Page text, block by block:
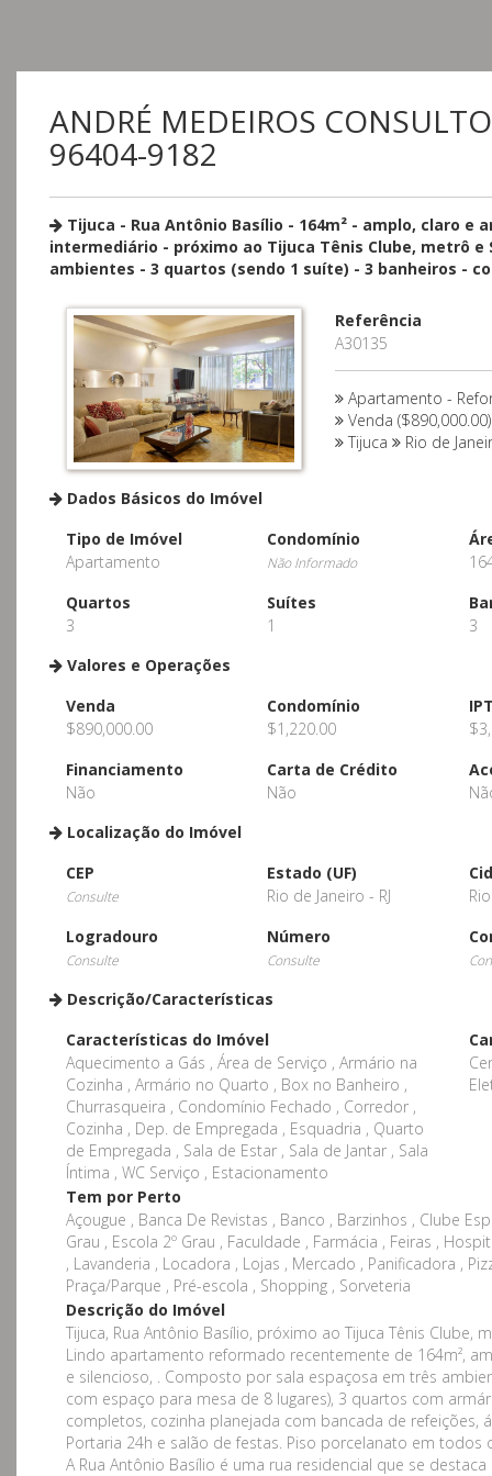
ANDRÉ MEDEIROS
96404-9182
Tijuca - Rua Antônio Basílio - 164m² - amplo, claro
intermediário - próximo ao Tijuca Tênis Clube, metrô e
ambientes - 3 quartos (sendo 1 suíte) - 3 banheiros -
Referência
A30135
Apartamento -
Venda ($890,000.00)
Tijuca
Rio de
Dados Básicos do Imóvel
Tipo de Imóvel
Apartamento
Condomínio
Não Informado
Quartos
3
Suítes
1
3
Valores e Operações
Venda
$890,000.00
Condomínio
$1,220.00
Financiamento
Não
Carta de Crédito
Não
Localização do Imóvel
CEP
Consulte
Estado (UF)
Rio de Janeiro - RJ
Logradouro
Consulte
Número
Consulte
Descrição/Características
Características do Imóvel
Aquecimento a Gás , Área de Serviço , Armário na
Cozinha , Armário no Quarto , Box no Banheiro ,
Churrasqueira , Condomínio Fechado , Corredor ,
Cozinha , Dep. de Empregada , Esquadria , Quarto
de Empregada , Sala de Estar , Sala de Jantar , Sala
Íntima , WC Serviço , Estacionamento
Tem por Perto
Açougue , Banca De Revistas , Banco , Barzinhos , Clube
Grau , Escola 2º Grau , Faculdade , Farmácia , Feiras ,
, Lavanderia , Locadora , Lojas , Mercado , Panificadora ,
Praça/Parque , Pré-escola , Shopping , Sorveteria
Descrição do Imóvel
Tijuca, Rua Antônio Basílio, próximo ao Tijuca Tênis
Lindo apartamento reformado recentemente de 164m²,
e silencioso, . Composto por sala espaçosa em três
com espaço para mesa de 8 lugares), 3 quartos com
completos, cozinha planejada com bancada de refeições,
Portaria 24h e salão de festas. Piso porcelanato em
A Rua Antônio Basílio é uma rua residencial que se